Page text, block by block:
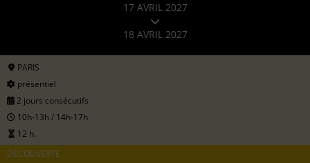
17 AVRIL 2027
18 AVRIL 2027
PARIS
présentiel
2 jours consécutifs
10h-13h / 14h-17h
12 h.
DÉCOUVERTE